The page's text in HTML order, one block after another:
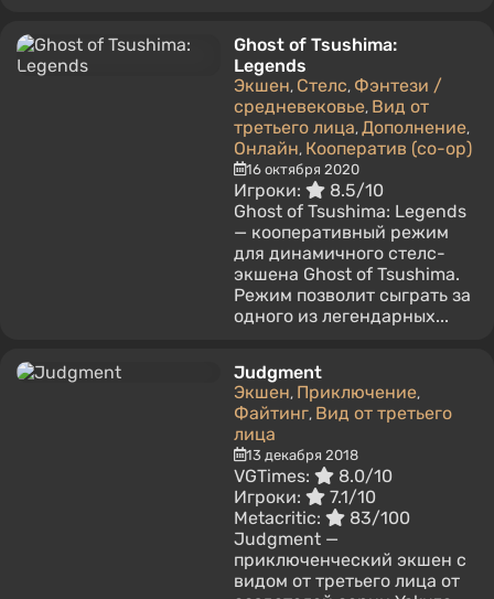
Ghost of Tsushima:
Legends
Экшен, Стелс, Фэнтези /
средневековье, Вид от
третьего лица, Дополнение,
Онлайн, Кооператив (co-op)
16 октября 2020
Игроки:
8.5/10
Ghost of Tsushima: Legends
— кооперативный режим
для динамичного стелс-
экшена Ghost of Tsushima.
Режим позволит сыграть за
одного из легендарных...
Judgment
Экшен, Приключение,
Файтинг, Вид от третьего
лица
13 декабря 2018
VGTimes:
8.0/10
Игроки:
7.1/10
Metacritic:
83/100
Judgment —
приключенческий экшен с
видом от третьего лица от